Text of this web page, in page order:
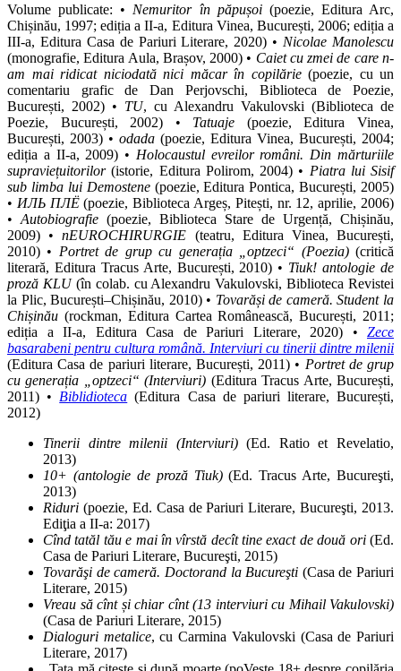
Volume publicate: • Nemuritor în păpușoi(poezie, Editura Arc,
Chișinău, 1997; ediția a II-a, Editura Vinea, București, 2006; ediția a
III-a, Editura Casa de Pariuri Literare, 2020) • Nicolae Manolescu
(monografie, Editura Aula, Brașov, 2000) • Caiet cu zmei de care n-
am mai ridicat niciodată nici măcar în copilărie(poezie, cu un
comentariu grafic de Dan Perjovschi, Biblioteca de Poezie,
București, 2002) • TU, cu Alexandru Vakulovski (Biblioteca de
Poezie, București, 2002) • Tatuaje (poezie, Editura Vinea,
București, 2003) • odada (poezie, Editura Vinea, București, 2004;
ediția a II-a, 2009) • Holocaustul evreilor români. Din mărturiile
supraviețuitorilor(istorie, Editura Polirom, 2004) • Piatra lui Sisif
sub limba lui Demostene(poezie, Editura Pontica, București, 2005)
• ИЛЬ ПЛЁ(poezie, Biblioteca Argeș, Pitești, nr. 12, aprilie, 2006)
• Autobiografie (poezie, Biblioteca Stare de Urgență, Chișinău,
2009) •nEUROCHIRURGIE (teatru, Editura Vinea, București,
2010) • Portret de grup cu generația „optzeci“ (Poezia)(critică
literară, Editura Tracus Arte, București, 2010) • Tiuk! antologie de
proză KLU(în colab. cu Alexandru Vakulovski, Biblioteca Revistei
la Plic, București–Chișinău, 2010) • Tovarăși de cameră. Student la
Chișinău (rockman, Editura Cartea Românească, București, 2011;
ediția a II-a, Editura Casa de Pariuri Literare, 2020) • Zece
basarabeni pentru cultura română. Interviuri cu tinerii dintre milenii
(Editura Casa de pariuri literare, București, 2011) • Portret de grup
cu generația „optzeci“ (Interviuri) (Editura Tracus Arte, București,
2011) • Biblidioteca (Editura Casa de pariuri literare, București,
2012)
Tinerii dintre milenii (Interviuri)(Ed. Ratio et Revelatio,
2013)
10+ (antologie de proză Tiuk)(Ed. Tracus Arte, Bucureşti,
2013)
Riduri (poezie, Ed. Casa de Pariuri Literare, Bucureşti, 2013.
Ediţia a II-a: 2017)
Cînd tatăl tău e mai în vîrstă decît tine exact de două ori(Ed.
Casa de Pariuri Literare, Bucureşti, 2015)
Tovarăşi de cameră. Doctorand la Bucureşti (Casa de Pariuri
Literare, 2015)
Vreau să cînt și chiar cînt (13 interviuri cu Mihail Vakulovski)
(Casa de Pariuri Literare, 2015)
Dialoguri metalice, cu Carmina Vakulovski (Casa de Pariuri
Literare, 2017)